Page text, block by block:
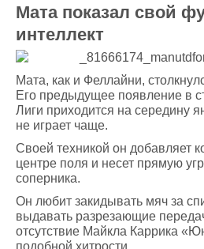
Мата показал свой
интеллект
Мата, как и Феллайни,
Его предыдущее появление в
Лиги приходится на середину
не играет чаще.
Своей техникой он добавляет
центре поля и несет прямую
соперника.
Он любит закидывать мяч за
выдавать разрезающие
отсутствие Майкла Каррика
подобной хитрости.